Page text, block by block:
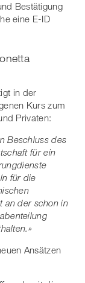
Bestätigung
eine E-ID
in der
Kurs zum
Privaten:
Beschluss des
für ein
für die
an der schon in
Ansätzen